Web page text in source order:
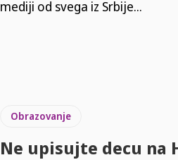
mediji od svega iz Srbije...
Obrazovanje
Ne upisujte decu na